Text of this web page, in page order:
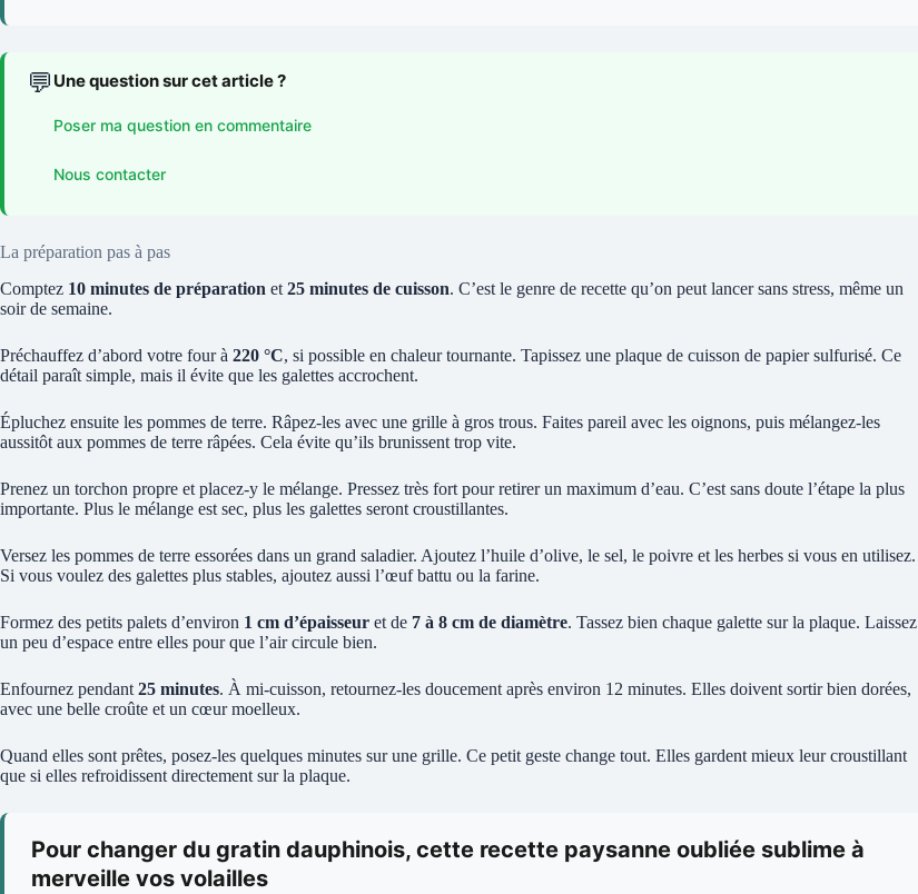
💬 Une question sur cet article ?
Poser ma question en commentaire
Nous contacter
La préparation pas à pas
Comptez 10 minutes de préparation et 25 minutes de cuisson. C’est le genre de recette qu’on peut lancer sans stress, même un
soir de semaine.
Préchauffez d’abord votre four à 220 °C, si possible en chaleur tournante. Tapissez une plaque de cuisson de papier sulfurisé. Ce
détail paraît simple, mais il évite que les galettes accrochent.
Épluchez ensuite les pommes de terre. Râpez-les avec une grille à gros trous. Faites pareil avec les oignons, puis mélangez-les
aussitôt aux pommes de terre râpées. Cela évite qu’ils brunissent trop vite.
Prenez un torchon propre et placez-y le mélange. Pressez très fort pour retirer un maximum d’eau. C’est sans doute l’étape la plus
importante. Plus le mélange est sec, plus les galettes seront croustillantes.
Versez les pommes de terre essorées dans un grand saladier. Ajoutez l’huile d’olive, le sel, le poivre et les herbes si vous en utilisez.
Si vous voulez des galettes plus stables, ajoutez aussi l’œuf battu ou la farine.
Formez des petits palets d’environ 1 cm d’épaisseur et de 7 à 8 cm de diamètre. Tassez bien chaque galette sur la plaque. Laissez
un peu d’espace entre elles pour que l’air circule bien.
Enfournez pendant 25 minutes. À mi-cuisson, retournez-les doucement après environ 12 minutes. Elles doivent sortir bien dorées,
avec une belle croûte et un cœur moelleux.
Quand elles sont prêtes, posez-les quelques minutes sur une grille. Ce petit geste change tout. Elles gardent mieux leur croustillant
que si elles refroidissent directement sur la plaque.
Pour changer du gratin dauphinois, cette recette paysanne oubliée sublime à
merveille vos volailles